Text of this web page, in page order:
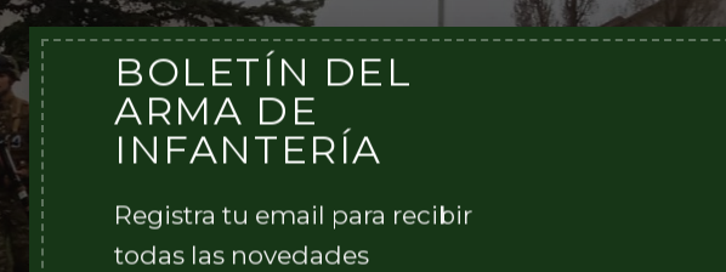
BOLETÍN DEL
ARMA DE
INFANTERÍA
Registra tu email para recibir
todas las novedades